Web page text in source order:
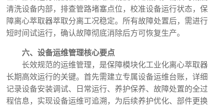
清洗设备内部，排查管路堵塞点位，校准设备运行状态，保
障离心萃取器萃取分离工况稳定。所有故障处置后，需进行
短时间试运行，确认故障彻底消除后方可恢复生产。
六、设备运维管理核心要点
长效规范的运维管理，是保障模块化工业化离心萃取器
长期高效运行的关键。首先需建立专属设备运维台账，详细
记录设备安装调试、日常运行、养护保养、故障处置的全过
程信息，实现设备运维可追溯，为后续养护优化、部件更换